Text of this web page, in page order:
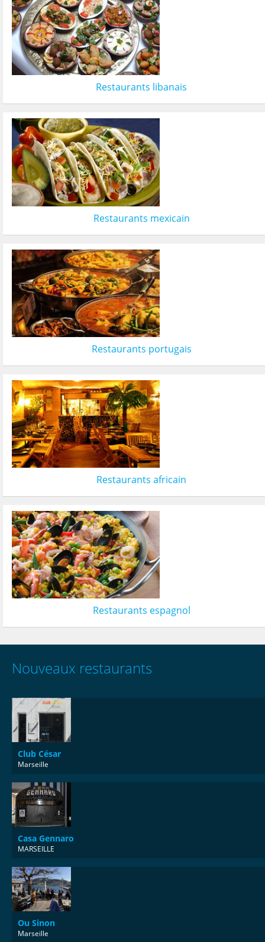
Restaurants libanais
Restaurants mexicain
Restaurants portugais
Restaurants africain
Restaurants espagnol
Nouveaux restaurants
Club César
Marseille
Casa Gennaro
MARSEILLE
Ou Sinon
Marseille